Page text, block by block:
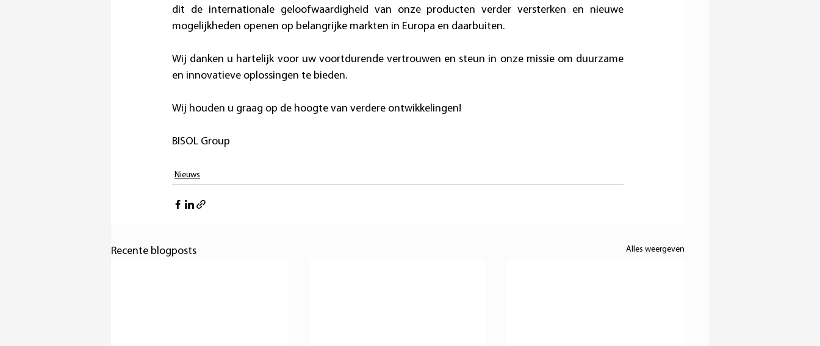
dit de internationale geloofwaardigheid van onze producten verder versterken en nieuwe
mogelijkheden openen op belangrijke markten in Europa en daarbuiten.
Wij danken u hartelijk voor uw voortdurende vertrouwen en steun in onze missie om duurzame
en innovatieve oplossingen te bieden.
Wij houden u graag op de hoogte van verdere ontwikkelingen!
BISOL Group
Nieuws
Recente blogposts Alles weergeven